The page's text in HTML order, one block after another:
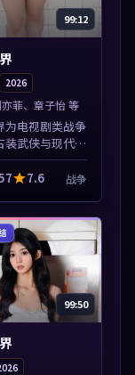
99:12
2026
菲、章子怡 等
为电视剧类战争
装武侠与现代谍
热播剧集连更，
与正片同样清
加入片单...
7.6 战争
99:50